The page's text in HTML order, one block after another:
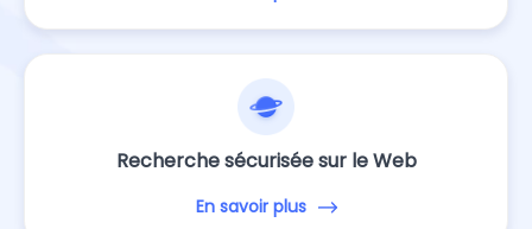
Recherche sécurisée sur le Web
En savoir plus